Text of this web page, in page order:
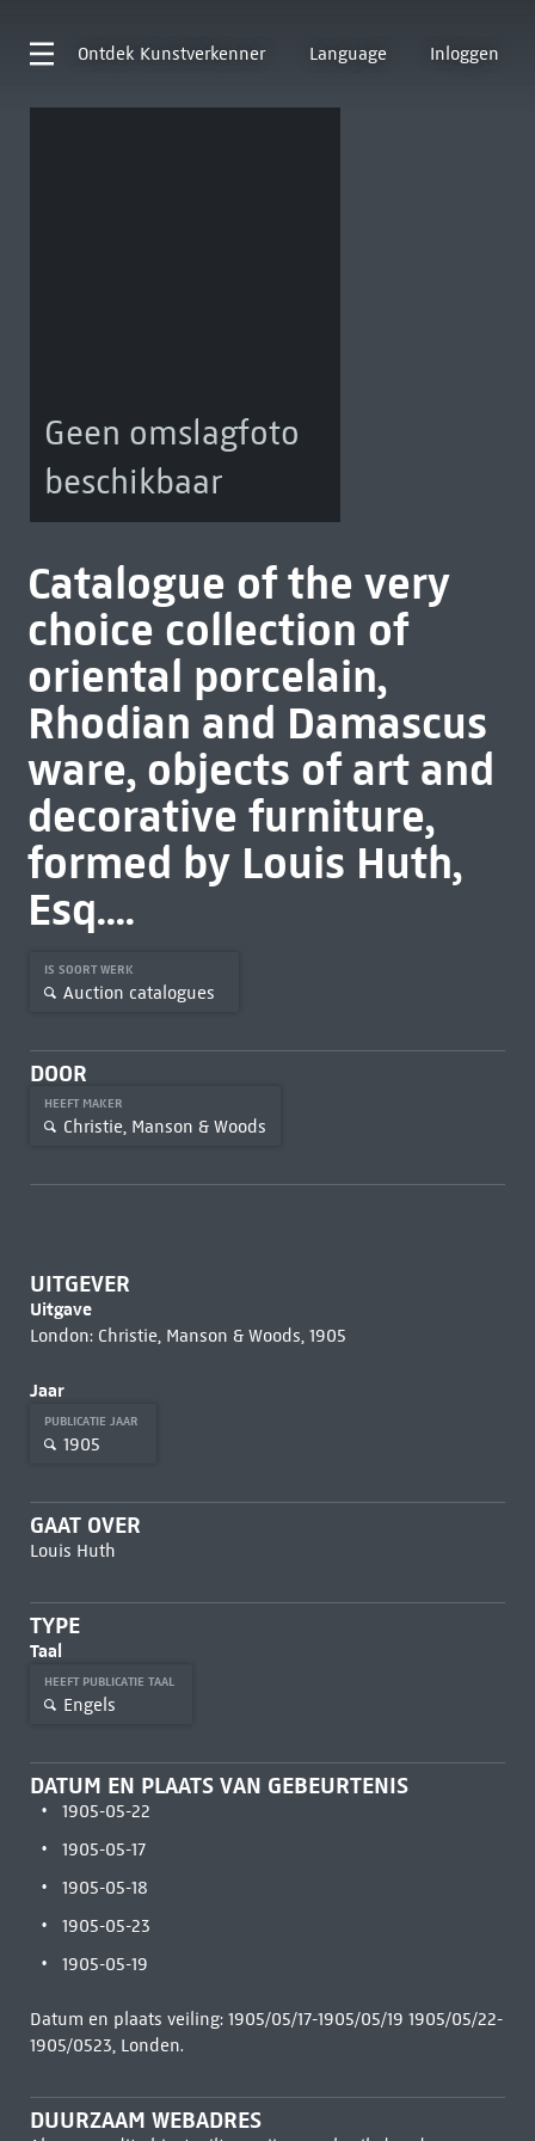
Ontdek Kunstverkenner Language Inloggen
Geen omslagfoto
beschikbaar
Catalogue of the very
choice collection of
oriental porcelain,
Rhodian and Damascus
ware, objects of art and
decorative furniture,
formed by Louis Huth,
Esq....
IS SOORT WERK
Auction catalogues
DOOR
HEEFT MAKER
Christie, Manson & Woods
UITGEVER
Uitgave
London: Christie, Manson & Woods, 1905
Jaar
PUBLICATIE JAAR
1905
GAAT OVER
Louis Huth
TYPE
Taal
HEEFT PUBLICATIE TAAL
Engels
DATUM EN PLAATS VAN GEBEURTENIS
1905-05-22
1905-05-17
1905-05-18
1905-05-23
1905-05-19
Datum en plaats veiling: 1905/05/17-1905/05/19 1905/05/22-
1905/0523, Londen.
DUURZAAM WEBADRES